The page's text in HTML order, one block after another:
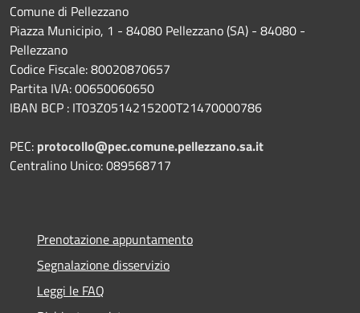
Comune di Pellezzano
Piazza Municipio, 1 - 84080 Pellezzano (SA) - 84080 -
Pellezzano
Codice Fiscale: 80020870657
Partita IVA: 00650060650
IBAN BCP : IT03Z0514215200T21470000786
PEC: protocollo@pec.comune.pellezzano.sa.it
Centralino Unico: 089568717
Prenotazione appuntamento
Segnalazione disservizio
Leggi le FAQ